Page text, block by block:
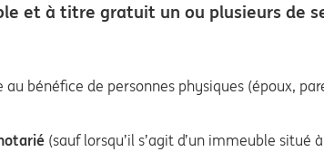
et à titre gratuit un ou plusieurs de
bénéfice de personnes physiques (époux,
(sauf lorsqu’il s’agit d’un immeuble situé